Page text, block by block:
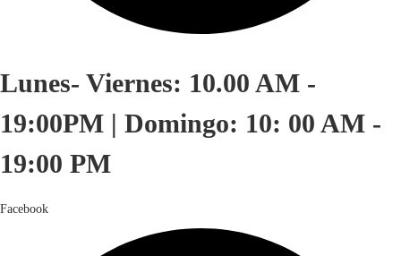
Lunes- Viernes: 10.00 AM -
19:00PM | Domingo: 10: 00 AM -
19:00 PM
Facebook